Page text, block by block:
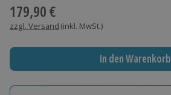
179,90 €
zzgl. Versand (inkl. MwSt.)
In den Warenkorb